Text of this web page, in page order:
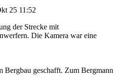
25 11:52
der Strecke mit
Die Kamera war eine
Bergbau geschafft. Zum Bergmann